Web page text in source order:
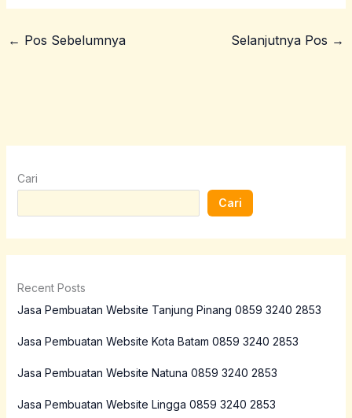
← Pos Sebelumnya Selanjutnya Pos →
Cari
Cari
Recent Posts
Jasa Pembuatan Website Tanjung Pinang 0859 3240 2853
Jasa Pembuatan Website Kota Batam 0859 3240 2853
Jasa Pembuatan Website Natuna 0859 3240 2853
Jasa Pembuatan Website Lingga 0859 3240 2853